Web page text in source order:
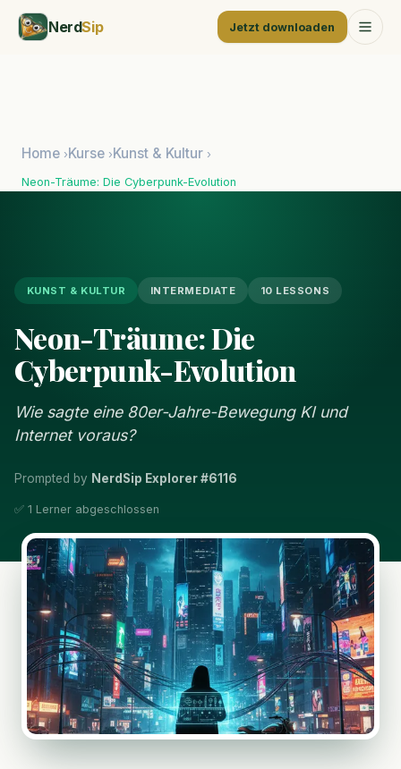
NerdSip Jetzt downloaden
Home ›Kurse ›Kunst & Kultur ›
Neon-Träume: Die Cyberpunk-Evolution
KUNST & KULTUR INTERMEDIATE 10 LESSONS
Neon-Träume: Die
Cyberpunk-Evolution
Wie sagte eine 80er-Jahre-Bewegung KI und
Internet voraus?
Prompted by NerdSip Explorer #6116
✅ 1 Lerner abgeschlossen